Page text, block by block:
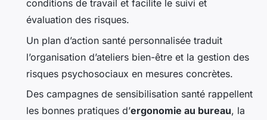
conditions de travail et facilite le suivi et
évaluation des risques.
Un plan d’action santé personnalisée traduit
l’organisation d’ateliers bien-être et la gestion des
risques psychosociaux en mesures concrètes.
Des campagnes de sensibilisation santé rappellent
les bonnes pratiques d’ergonomie au bureau, la